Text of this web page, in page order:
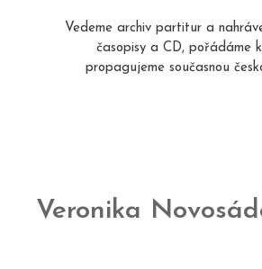
Vedeme archiv partitur a
časopisy a CD, pořádáme
propagujeme současnou
Veronika